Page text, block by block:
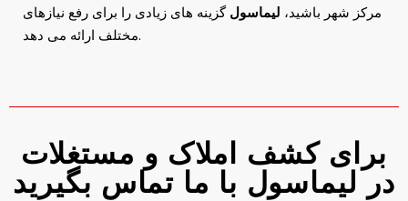
مرکز شهر باشید، لیماسولگزینه های زیادی را برای رفع نیازهای
مختلف ارائه می دهد.
برای کشف املاک و مستغلات
در لیماسول با ما تماس بگیرید